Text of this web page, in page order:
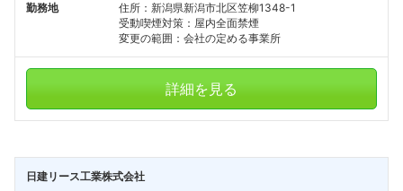
勤務地
住所：新潟県新潟市北区笠柳1348-1
受動喫煙対策：屋内全面禁煙
変更の範囲：会社の定める事業所
詳細を見る
日建リース工業株式会社